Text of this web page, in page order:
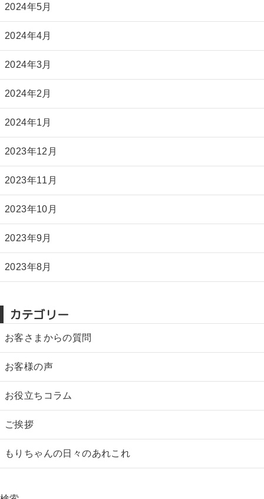
2024年5月
2024年4月
2024年3月
2024年2月
2024年1月
2023年12月
2023年11月
2023年10月
2023年9月
2023年8月
カテゴリー
お客さまからの質問
お客様の声
お役立ちコラム
ご挨拶
もりちゃんの日々のあれこれ